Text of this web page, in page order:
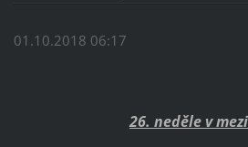
01.10.2018 06:17
26. neděle v